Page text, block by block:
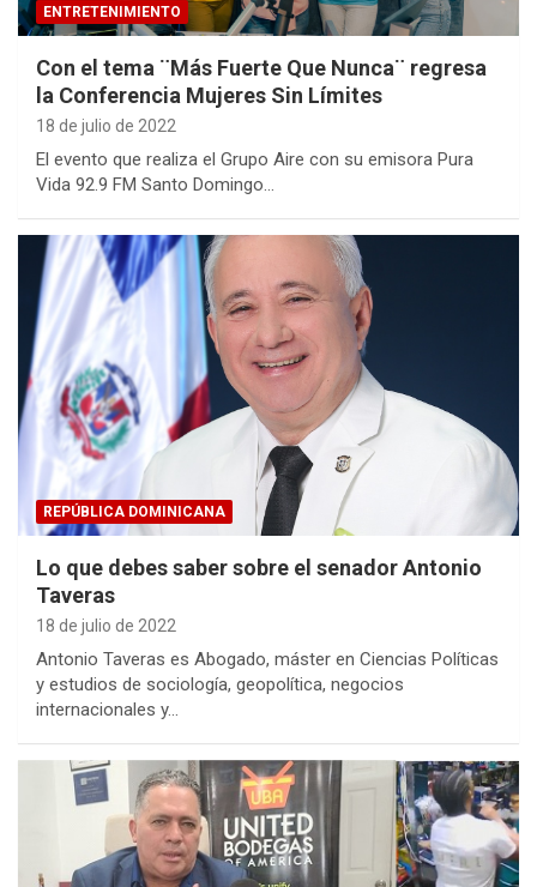
ENTRETENIMIENTO
Con el tema ¨Más Fuerte Que Nunca¨ regresa
la Conferencia Mujeres Sin Límites
18 de julio de 2022
El evento que realiza el Grupo Aire con su emisora Pura
Vida 92.9 FM Santo Domingo…
REPÚBLICA DOMINICANA
Lo que debes saber sobre el senador Antonio
Taveras
18 de julio de 2022
Antonio Taveras es Abogado, máster en Ciencias Políticas
y estudios de sociología, geopolítica, negocios
internacionales y…